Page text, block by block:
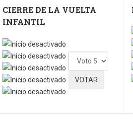
CIERRE DE LA VUELTA
INFANTIL
Por
favor,
vote